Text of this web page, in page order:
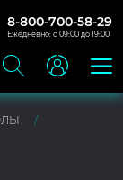
8-800-700-58-29
Ежедневно: с 09:00 до 19:00